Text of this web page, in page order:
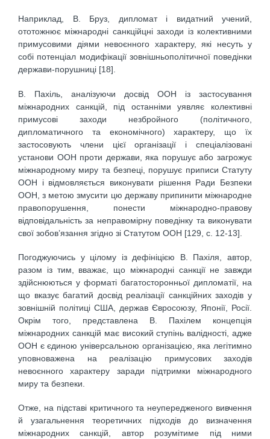
Наприклад, В. Бруз, дипломат і видатний учений,
ототожнює міжнародні санкційцні заходи із колективними
примусовими діями невоєнного характеру, які несуть у
собі потенціал модифікації зовнішньополітичної поведінки
держави-порушниці [18].
В. Пахіль, аналізуючи досвід ООН із застосування
міжнародних санкцій, під останніми уявляє колективні
примусові заходи незбройного (політичного,
дипломатичного та економічного) характеру, що їх
застосовують члени цієї організації і спеціалізовані
установи ООН проти держави, яка порушує або загрожує
міжнародному миру та безпеці, порушує приписи Статуту
ООН і відмовляється виконувати рішення Ради Безпеки
ООН, з метою змусити цю державу припинити міжнародне
правопорушення, понести міжнародно-правову
відповідальність за неправомірну поведінку та виконувати
свої зобов’язання згідно зі Статутом ООН [129, с. 12-13].
Погоджуючись у цілому із дефініцією В. Пахіля, автор,
разом із тим, вважає, що міжнародні санкції не завжди
здійснюються у форматі багатосторонньої дипломатії, на
що вказує багатий досвід реалізації санкційних заходів у
зовнішній політиці США, держав Євросоюзу, Японії, Росії.
Окрім того, представлена В. Пахілем концепція
міжнародних санкцій має високий ступінь валідності, адже
ООН є єдиною універсальною організацією, яка легітимно
уповноважена на реалізацію примусових заходів
невоєнного характеру заради підтримки міжнародного
миру та безпеки.
Отже, на підставі критичного та неупередженого вивчення
й узагальнення теоретичних підходів до визначення
міжнародних санкцій, автор розумітиме під ними